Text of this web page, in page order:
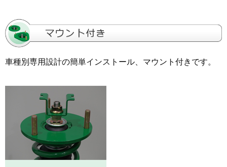
車種別専用設計の簡単インストール、マウント付きです。